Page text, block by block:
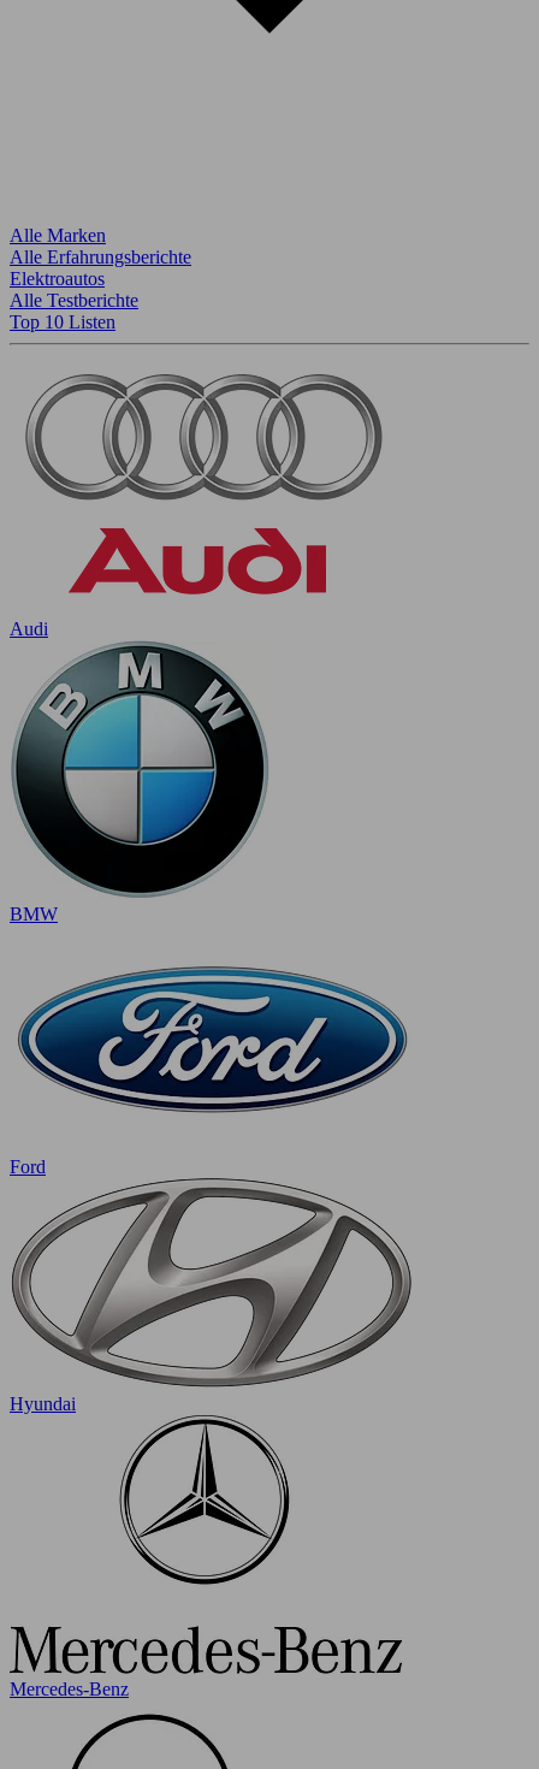
Alle Marken
Alle Erfahrungsberichte
Elektroautos
Alle Testberichte
Top 10 Listen
Audi
BMW
Ford
Hyundai
Mercedes-Benz